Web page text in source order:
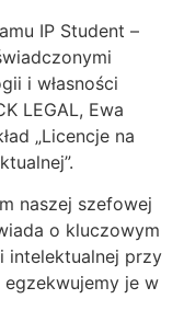
IP Student –
i własności
LEGAL, Ewa
„Licencje na
naszej szefowej
o kluczowym
intelektualnej przy
je w